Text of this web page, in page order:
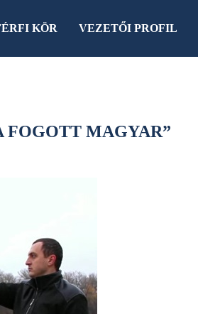
KÖR VEZETŐI PROFIL
MAGYAR”